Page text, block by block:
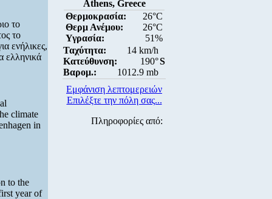
το
το
ενήλικες,
ελληνικά
climate
in
to the
year of
Athens, Greece
Θερμοκρασία:
26°C
Θερμ Ανέμου:
26°C
Υγρασία:
51%
Ταχύτητα:
14 km/h
Κατεύθυνση:
190°
Βαρομ.:
1012.9 mb
S
Εμφάνιση λεπτομερειών
Επιλέξτε την πόλη σας...
Πληροφορίες από: